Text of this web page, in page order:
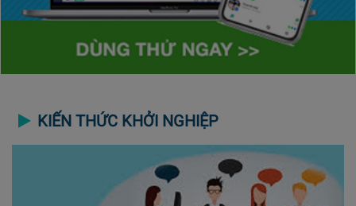
KIẾN THỨC KHỞI NGHIỆP